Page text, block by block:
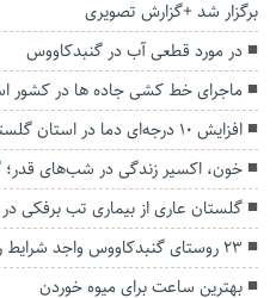
برگزار شد +گزارش تصویری
در مورد قطعی آب در گنبدکاووس
ماجرای خط کشی جاده ها در کشور
افزایش ۱۰ درجه‌ای دما در استان گلستان
خون، اکسیر زندگی در شب‌های قدر؛
گلستان عاری از بیماری تب برفکی
۲۳ روستای گنبدکاووس واجد شرایط راه‌اندازی کتابخانه هستند
بهترین ساعت برای میوه خوردن